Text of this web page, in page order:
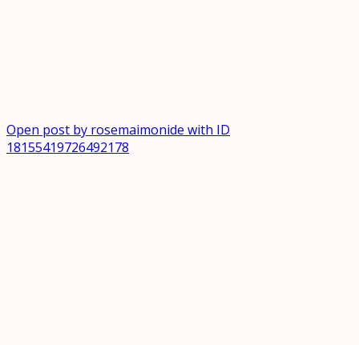
Open post by rosemaimonide with ID
18155419726492178